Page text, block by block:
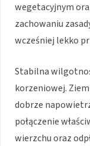
wegetacyjnym
zachowaniu
wcześniej lekko
Stabilna
korzeniowej.
dobrze
połączenie
wierzchu oraz